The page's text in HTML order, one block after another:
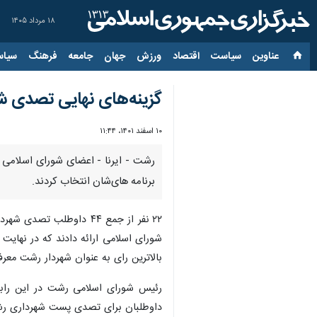
۱۸ مرداد ۱۴۰۵
عناوین‌ سیاست اقتصاد ورزش جهان جامعه فرهنگ
گزینه‌های نهایی
۱۰ اسفند ۱۴۰۱، ۱۱:۴۴